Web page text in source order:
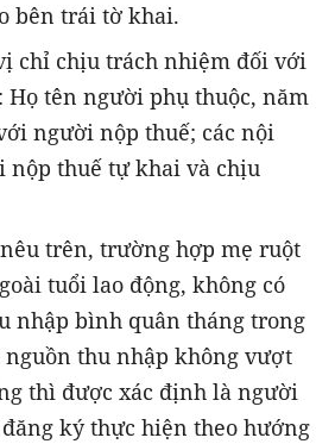
bên trái tờ khai.
chỉ chịu trách nhiệm đối với
Họ tên người phụ thuộc, năm
người nộp thuế; các nội
nộp thuế tự khai và chịu
trên, trường hợp mẹ ruột
tuổi lao động, không có
nhập bình quân tháng trong
nguồn thu nhập không vượt
thì được xác định là người
ký thực hiện theo hướng